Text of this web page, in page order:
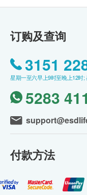
订购及查询
3151
星期一至六早上9时至晚上12时
5283
付款方法